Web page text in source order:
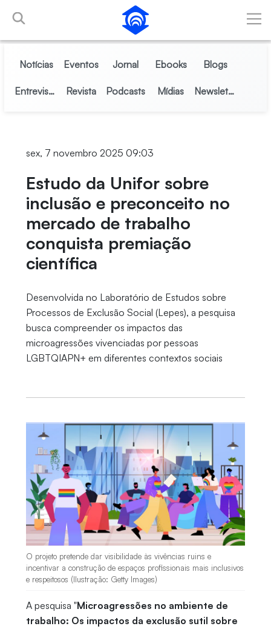
Pular para o Conteúdo principal
Notícias Eventos Jornal Ebooks Blogs
Entrevistas Revista Podcasts Mídias Newsletter
sex, 7 novembro 2025 09:03
Estudo da Unifor sobre
inclusão e preconceito no
mercado de trabalho
conquista premiação
científica
Desenvolvida no Laboratório de Estudos sobre
Processos de Exclusão Social (Lepes), a pesquisa
busca compreender os impactos das
microagressões vivenciadas por pessoas
LGBTQIAPN+ em diferentes contextos sociais
O projeto pretende dar visibilidade às vivências ruins e
incentivar a construção de espaços profissionais mais inclusivos
e respeitosos (Ilustração: Getty Images)
A pesquisa "Microagressões no ambiente de
trabalho: Os impactos da exclusão sutil sobre